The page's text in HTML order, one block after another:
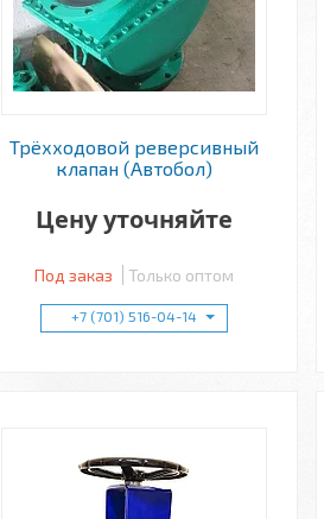
Трёхходовой реверсивный
клапан (Автобол)
Цену уточняйте
Под заказ Только оптом
+7 (701) 516-04-14